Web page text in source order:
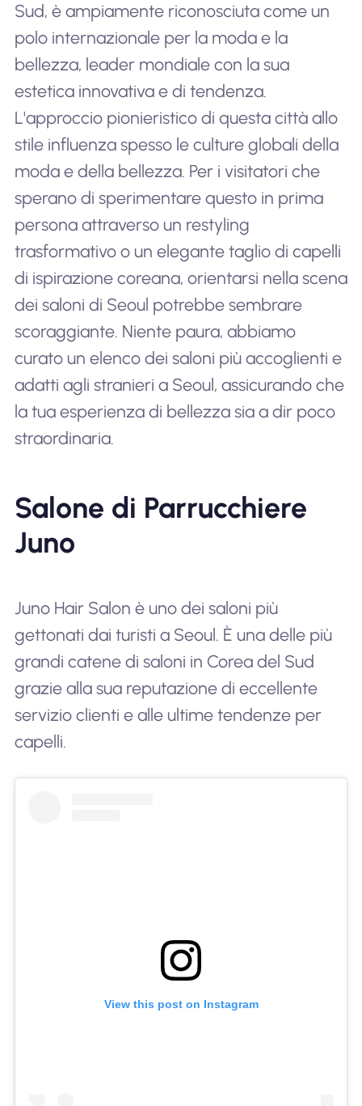
Sud, è ampiamente riconosciuta come un
polo internazionale per la moda e la
bellezza, leader mondiale con la sua
estetica innovativa e di tendenza.
L'approccio pionieristico di questa città allo
stile influenza spesso le culture globali della
moda e della bellezza. Per i visitatori che
sperano di sperimentare questo in prima
persona attraverso un restyling
trasformativo o un elegante taglio di capelli
di ispirazione coreana, orientarsi nella scena
dei saloni di Seoul potrebbe sembrare
scoraggiante. Niente paura, abbiamo
curato un elenco dei saloni più accoglienti e
adatti agli stranieri a Seoul, assicurando che
la tua esperienza di bellezza sia a dir poco
straordinaria.
Salone di Parrucchiere
Juno
Juno Hair Salon è uno dei saloni più
gettonati dai turisti a Seoul. È una delle più
grandi catene di saloni in Corea del Sud
grazie alla sua reputazione di eccellente
servizio clienti e alle ultime tendenze per
capelli.
View this post on Instagram